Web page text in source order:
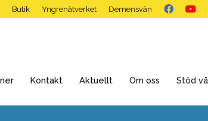
Butik Yngrenätverket Demensvän
Kontakt Aktuellt Om oss Stöd